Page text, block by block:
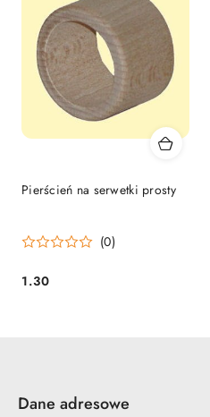
Pierścień na serwetki prosty
(0)
Cena:
1.30
Dane adresowe